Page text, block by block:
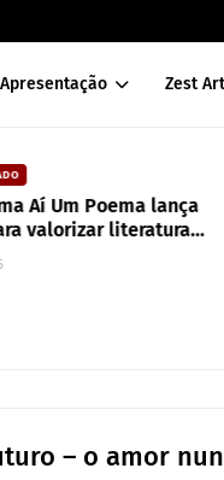
Apresentação Zest
10 anos da política
Brasil: um ponto de
– o amor